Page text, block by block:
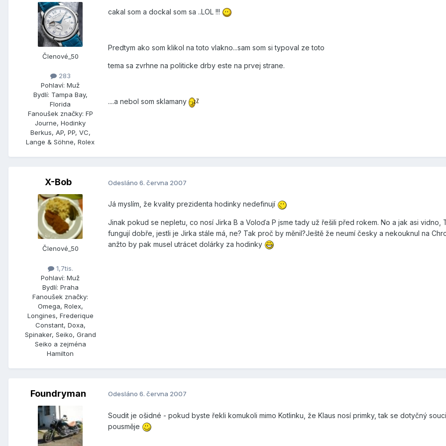
Členové_50
283
Pohlaví: Muž
Bydlí: Tampa Bay,
Florida
Fanoušek značky: FP
Journe, Hodinky
Berkus, AP, PP, VC,
Lange & Söhne, Rolex
cakal som a dockal som sa ..LOL !!!
Predtym ako som klikol na toto vlakno...sam som si typoval ze toto
tema sa zvrhne na politicke drby este na prvej strane.
....a nebol som sklamany
X-Bob
Členové_50
1,7tis.
Pohlaví: Muž
Bydlí: Praha
Fanoušek značky:
Omega, Rolex,
Longines, Frederique
Constant, Doxa,
Spinaker, Seiko, Grand
Seiko a zejména
Hamilton
Odesláno 6. června 2007
Já myslím, že kvality prezidenta hodinky nedefinují
Jinak pokud se nepletu, co nosí Jirka B a Voloďa P jsme tady už řešili před rokem. No a jak asi vidno,
fungují dobře, jestli je Jirka stále má, ne? Tak proč by měnil?Ještě že neumí česky a nekouknul na
anžto by pak musel utrácet dolárky za hodinky
Foundryman Odesláno 6. června 2007
Soudit je ošidné - pokud byste řekli komukoli mimo Kotlinku, že Klaus nosí primky, tak se dotyčný
pousměje